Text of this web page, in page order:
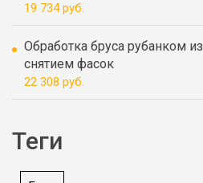
19 734 руб.
Обработка бруса рубанком
снятием фасок
22 308 руб.
Теги